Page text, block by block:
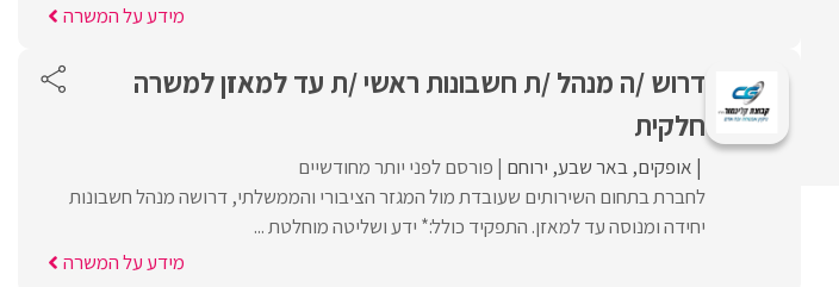
מידע על המשרה
דרוש /ה מנהל /ת חשבונות ראשי /ת עד למאזן למשרה
חלקית
אופקים באר שבע ירוחם פורסם לפני יותר מחודשיים
לחברת בתחום השירותים שעובדת מול המגזר הציבורי והממשלתי, דרושה מנהל חשבונות
יחידה ומנוסה עד למאזן. התפקיד כולל:* ידע ושליטה מוחלטת ...
מידע על המשרה